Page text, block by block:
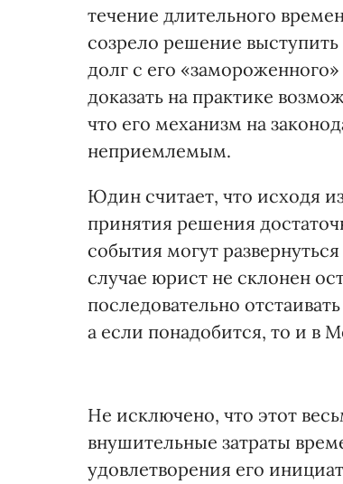
течение длительного
созрело решение
долг с его
доказать на практике
что его механизм на
неприемлемым.
Юдин считает, что исходя
принятия решения
события могут
случае юрист не склонен
последовательно
а если понадобится, то и в
Не исключено, что этот
внушительные затраты
удовлетворения его